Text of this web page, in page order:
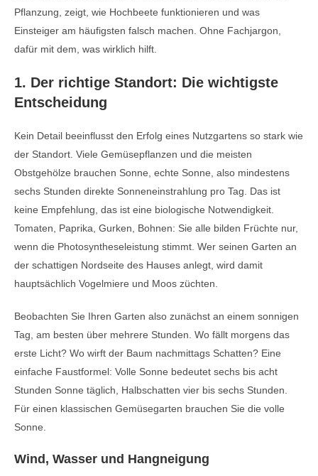
Pflanzung, zeigt, wie Hochbeete funktionieren und was
Einsteiger am häufigsten falsch machen. Ohne Fachjargon,
dafür mit dem, was wirklich hilft.
1. Der richtige Standort: Die wichtigste
Entscheidung
Kein Detail beeinflusst den Erfolg eines Nutzgartens so stark wie
der Standort. Viele Gemüsepflanzen und die meisten
Obstgehölze brauchen Sonne, echte Sonne, also mindestens
sechs Stunden direkte Sonneneinstrahlung pro Tag. Das ist
keine Empfehlung, das ist eine biologische Notwendigkeit.
Tomaten, Paprika, Gurken, Bohnen: Sie alle bilden Früchte nur,
wenn die Photosyntheseleistung stimmt. Wer seinen Garten an
der schattigen Nordseite des Hauses anlegt, wird damit
hauptsächlich Vogelmiere und Moos züchten.
Beobachten Sie Ihren Garten also zunächst an einem sonnigen
Tag, am besten über mehrere Stunden. Wo fällt morgens das
erste Licht? Wo wirft der Baum nachmittags Schatten? Eine
einfache Faustformel: Volle Sonne bedeutet sechs bis acht
Stunden Sonne täglich, Halbschatten vier bis sechs Stunden.
Für einen klassischen Gemüsegarten brauchen Sie die volle
Sonne.
Wind, Wasser und Hangneigung